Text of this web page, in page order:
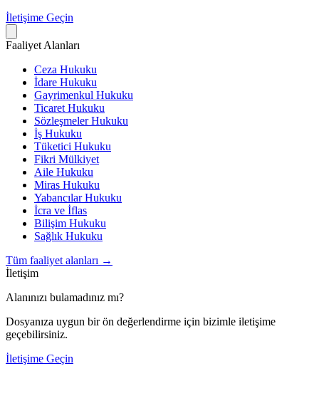
İletişime Geçin
Faaliyet Alanları
Ceza Hukuku
İdare Hukuku
Gayrimenkul Hukuku
Ticaret Hukuku
Sözleşmeler Hukuku
İş Hukuku
Tüketici Hukuku
Fikri Mülkiyet
Aile Hukuku
Miras Hukuku
Yabancılar Hukuku
İcra ve İflas
Bilişim Hukuku
Sağlık Hukuku
Tüm faaliyet alanları →
İletişim
Alanınızı bulamadınız mı?
Dosyanıza uygun bir ön değerlendirme için bizimle iletişime
geçebilirsiniz.
İletişime Geçin